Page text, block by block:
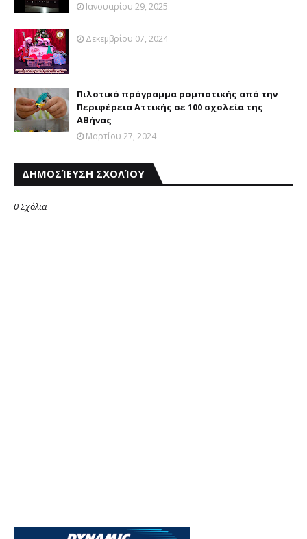
Ιανουαρίου 29, 2025
Δεκεμβρίου 07, 2024
Πιλοτικό πρόγραμμα ρομποτικής από την
Περιφέρεια Αττικής σε 100 σχολεία της
Αθήνας
Μαρτίου 27, 2024
ΔΗΜΟΣΊΕΥΣΗ ΣΧΟΛΊΟΥ
0 Σχόλια